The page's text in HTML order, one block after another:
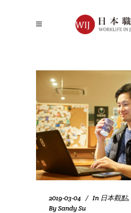
2019-03-04 In 日本觀點,
BySandy Su